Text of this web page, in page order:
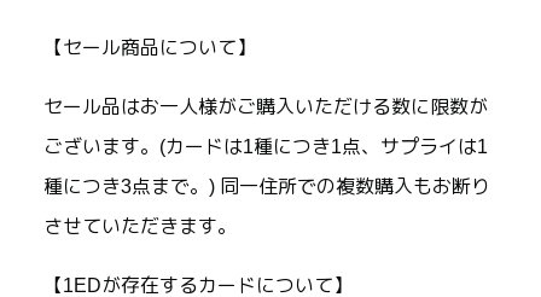
【セール商品について】
セール品はお一人様がご購入いただける数に限数が
ございます。(カードは1種につき1点、サプライは1
種につき3点まで。) 同一住所での複数購入もお断り
させていただきます。
【1EDが存在するカードについて】